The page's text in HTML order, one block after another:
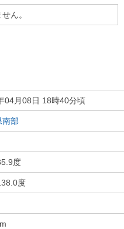
ん。
04月08日 18時40分頃
南部
度
度